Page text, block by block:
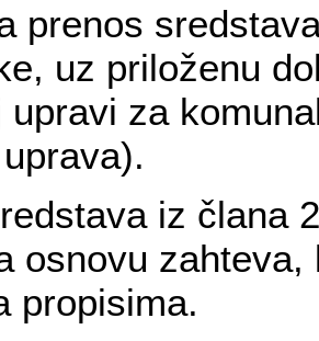
prenos
uz priloženu
upravi za
iz člana
osnovu
propisima.